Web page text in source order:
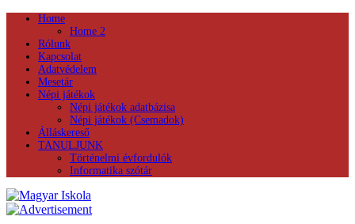
Home
Home 2
Rólunk
Kapcsolat
Adatvédelem
Mesetár
Népi játékok
Népi játékok adatbázisa
Népi játékok (Csemadok)
Álláskereső
TANULJUNK
Történelmi évfordulók
Informatika szótár